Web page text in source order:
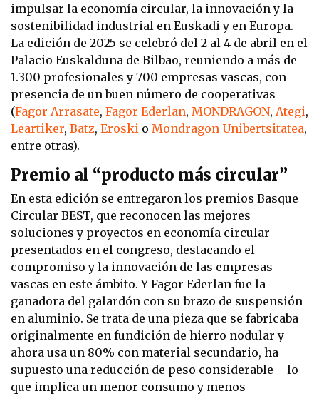
impulsar la economía circular, la innovación y la
sostenibilidad industrial en Euskadi y en Europa.
La edición de 2025 se celebró del 2 al 4 de abril en el
Palacio Euskalduna de Bilbao, reuniendo a más de
1.300 profesionales y 700 empresas vascas, con
presencia de un buen número de cooperativas
(Fagor Arrasate, Fagor Ederlan, MONDRAGON, Ategi,
Leartiker, Batz, Eroski o Mondragon Unibertsitatea,
entre otras).
Premio al “producto más circular”
En esta edición se entregaron los premios Basque
Circular BEST, que reconocen las mejores
soluciones y proyectos en economía circular
presentados en el congreso, destacando el
compromiso y la innovación de las empresas
vascas en este ámbito. ​Y Fagor Ederlan fue la
ganadora del galardón con su brazo de suspensión
en aluminio. Se trata de una pieza que se fabricaba
originalmente en fundición de hierro nodular y
ahora usa un 80% con material secundario, ha
supuesto una reducción de peso considerable –lo
que implica un menor consumo y menos